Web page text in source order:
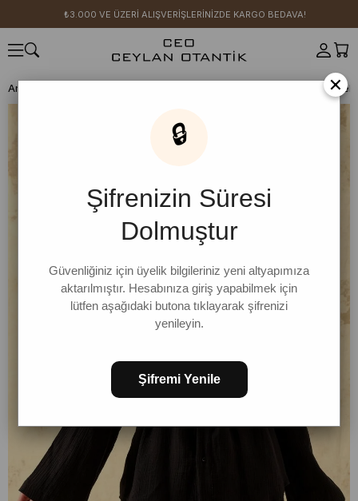
₺3.000 VE ÜZERİ ALIŞVERİŞLERİNİZDE KARGO BEDAVA!
Anasayfa Siyah Müslin Oversize Gömlek
×
🔒
Şifrenizin Süresi
Dolmuştur
Güvenliğiniz için üyelik bilgileriniz yeni altyapımıza
aktarılmıştır. Hesabınıza giriş yapabilmek için
lütfen aşağıdaki butona tıklayarak şifrenizi
yenileyin.
Şifremi Yenile